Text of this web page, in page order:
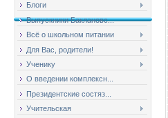
Блоги
Выпускники Баклановс...
Всё о школьном питании
Для Вас, родители!
Ученику
О введении комплексн...
Президентские состяз...
Учительская